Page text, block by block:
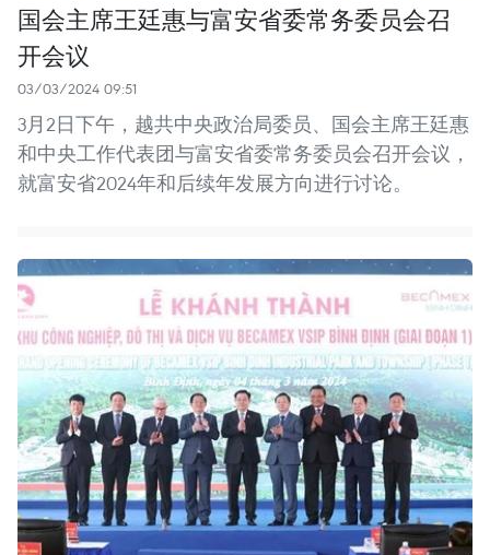
国会主席王廷惠与富安省委常务委员会召
开会议
03/03/2024 09:51
3月2日下午，越共中央政治局委员、国会主席王廷惠
和中央工作代表团与富安省委常务委员会召开会议，
就富安省2024年和后续年发展方向进行讨论。